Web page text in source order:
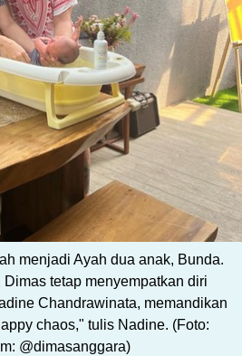
menjadi Ayah dua anak, Bunda.
tetap menyempatkan diri
Chandrawinata, memandikan
chaos," tulis Nadine. (Foto:
@dimasanggara)